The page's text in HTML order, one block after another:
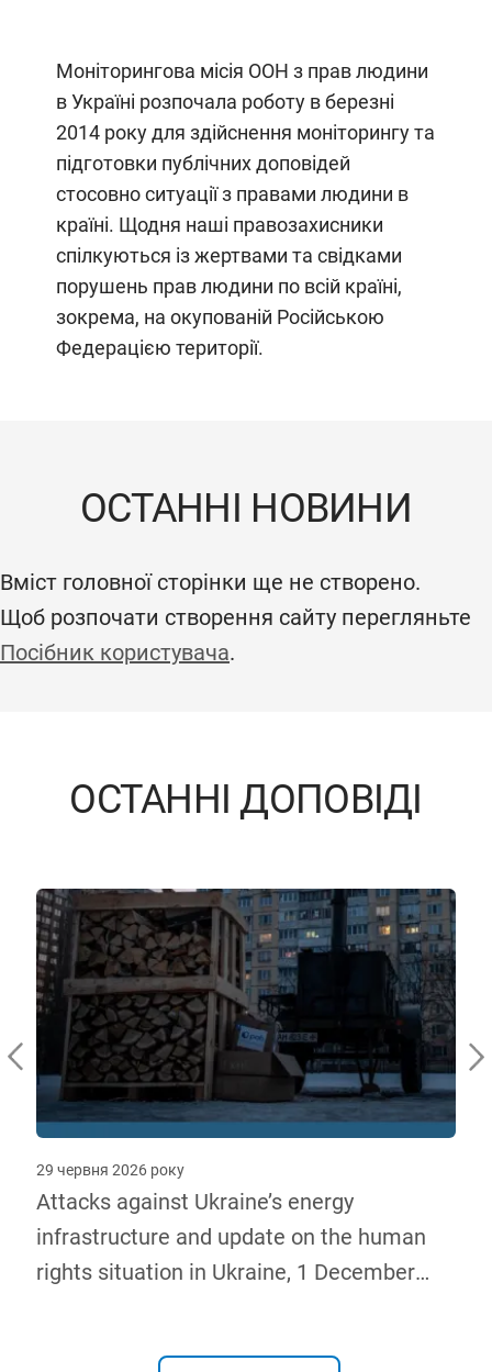
Моніторингова місія ООН з прав людини
в Україні розпочала роботу в березні
2014 року для здійснення моніторингу та
підготовки публічних доповідей
стосовно ситуації з правами людини в
країні. Щодня наші правозахисники
спілкуються із жертвами та свідками
порушень прав людини по всій країні,
зокрема, на окупованій Російською
Федерацією території.
ОСТАННІ НОВИНИ
Вміст головної сторінки ще не створено.
Щоб розпочати створення сайту перегляньте
Посібник користувача.
ОСТАННІ ДОПОВІДІ
29 червня 2026 року
Attacks against Ukraine’s energy
infrastructure and update on the human
rights situation in Ukraine, 1 December